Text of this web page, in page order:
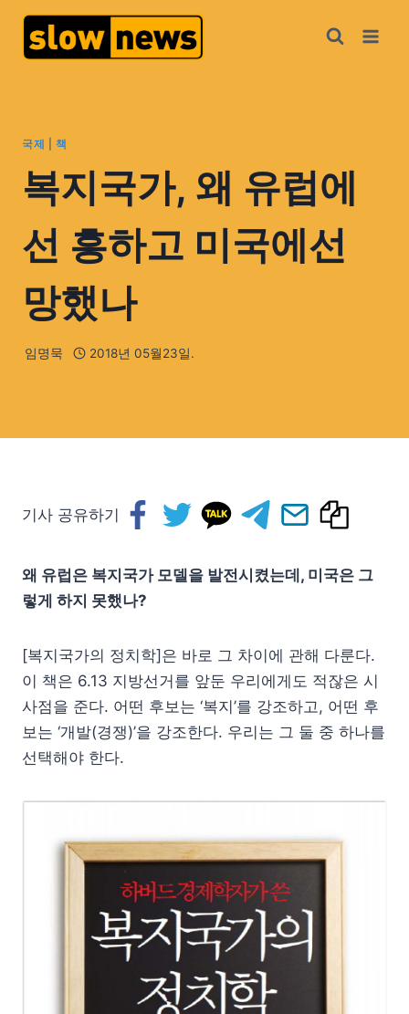
국제 책
복지국가, 왜 유럽에
선 흥하고 미국에선
망했나
임명묵 2018년 05월23일.
기사 공유하기
왜 유럽은 복지국가 모델을 발전시켰는데, 미국은 그
렇게 하지 못했나?
[복지국가의 정치학]은 바로 그 차이에 관해 다룬다.
이 책은 6.13 지방선거를 앞둔 우리에게도 적잖은 시
사점을 준다. 어떤 후보는 ‘복지’를 강조하고, 어떤 후
보는 ‘개발(경쟁)’을 강조한다. 우리는 그 둘 중 하나를
선택해야 한다.